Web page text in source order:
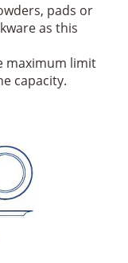
pads or
as this
maximum limit
capacity.